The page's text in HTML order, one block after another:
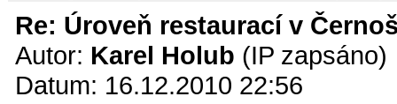
Re: Úroveň restaurací v
Autor: Karel Holub (IP zapsáno)
Datum: 16.12.2010 22:56